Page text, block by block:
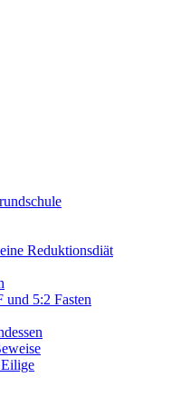
Reduktionsdiät
und 5:2 Fasten